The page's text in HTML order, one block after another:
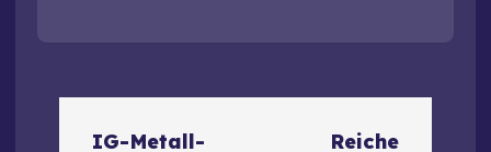
IG-Metall-
Reiche